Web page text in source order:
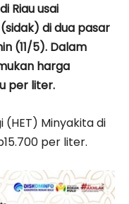
Riau usai
di dua pasar
(11/5). Dalam
harga
per liter.
Minyakita di
per liter.